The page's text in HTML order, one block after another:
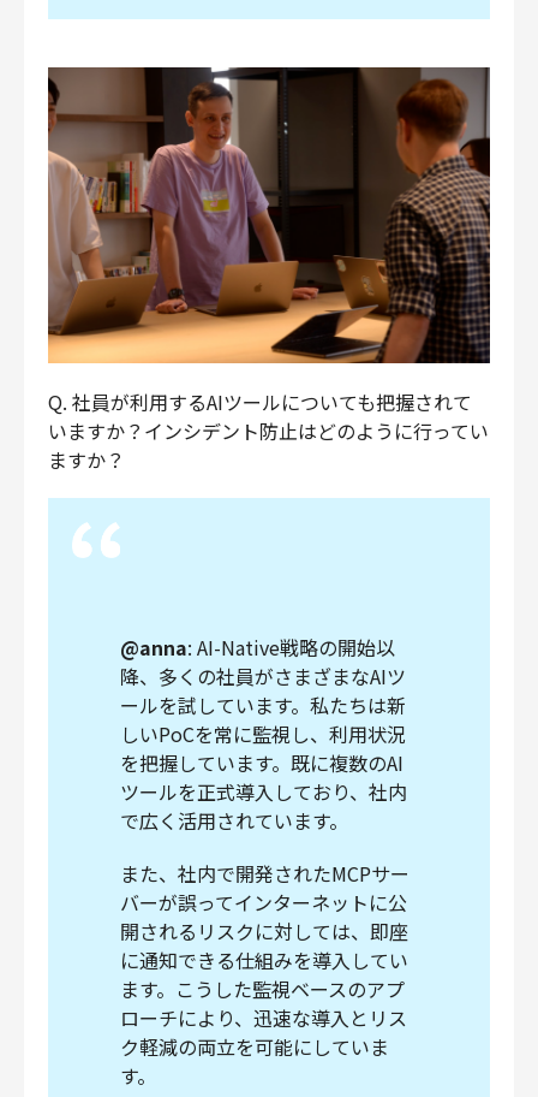
Q. 社員が利用するAIツールについても把握されて
いますか？インシデント防止はどのように行ってい
ますか？
@anna: AI-Native戦略の開始以
降、多くの社員がさまざまなAIツ
ールを試しています。私たちは新
しいPoCを常に監視し、利用状況
を把握しています。既に複数のAI
ツールを正式導入しており、社内
で広く活用されています。
また、社内で開発されたMCPサー
バーが誤ってインターネットに公
開されるリスクに対しては、即座
に通知できる仕組みを導入してい
ます。こうした監視ベースのアプ
ローチにより、迅速な導入とリス
ク軽減の両立を可能にしていま
す。